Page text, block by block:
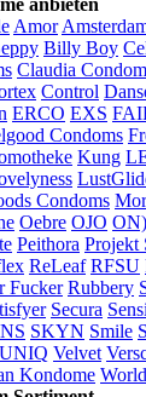
anbieten
Amor
Billy Boy
Claudia
Control
ERCO EXS
Condoms
Kung
Condoms
Oebre OJO ON)
Peithora Projekt
ReLeaf RFSU
Fucker Rubbery
Secura
SKYN Smile
UNIQ Velvet
Kondome